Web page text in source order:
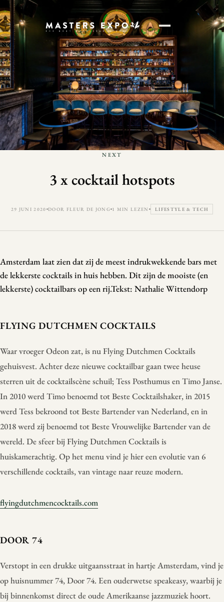
NEXT
3 x cocktail hotspots
29 JUNI 2020 DOOR FLEUR DE JONG 1 MIN LEZEN LIFESTYLE & TECH
Amsterdam laat zien dat zij de meest indrukwekkende bars met
de lekkerste cocktails in huis hebben. Dit zijn de mooiste (en
lekkerste) cocktailbars op een rij.Tekst: Nathalie Wittendorp
FLYING DUTCHMEN COCKTAILS
Waar vroeger Odeon zat, is nu Flying Dutchmen Cocktails
gehuisvest. Achter deze nieuwe cocktailbar gaan twee heuse
sterren uit de cocktailscène schuil; Tess Posthumus en Timo Janse.
In 2010 werd Timo benoemd tot Beste Cocktailshaker, in 2015
werd Tess bekroond tot Beste Bartender van Nederland, en in
2018 werd zij benoemd tot Beste Vrouwelijke Bartender van de
wereld. De sfeer bij Flying Dutchmen Cocktails is
huiskamerachtig. Op het menu vind je hier een evolutie van 6
verschillende cocktails, van vintage naar reuze modern.
flyingdutchmencocktails.com
DOOR 74
Verstopt in een drukke uitgaansstraat in hartje Amsterdam, vind je
op huisnummer 74, Door 74. Een ouderwetse speakeasy, waarbij je
bij binnenkomst direct de oude Amerikaanse jazzmuziek hoort.